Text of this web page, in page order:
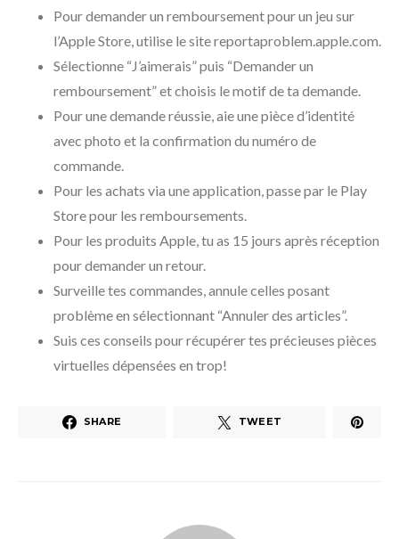
Pour demander un remboursement pour un jeu sur
l’Apple Store, utilise le site reportaproblem.apple.com.
Sélectionne “J’aimerais” puis “Demander un
remboursement” et choisis le motif de ta demande.
Pour une demande réussie, aie une pièce d’identité
avec photo et la confirmation du numéro de
commande.
Pour les achats via une application, passe par le Play
Store pour les remboursements.
Pour les produits Apple, tu as 15 jours après réception
pour demander un retour.
Surveille tes commandes, annule celles posant
problème en sélectionnant “Annuler des articles”.
Suis ces conseils pour récupérer tes précieuses pièces
virtuelles dépensées en trop!
SHARE TWEET